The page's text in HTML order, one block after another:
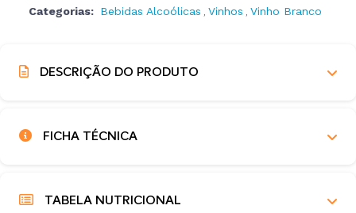
Categorias: Bebidas Alcoólicas , Vinhos , Vinho Branco
DESCRIÇÃO DO PRODUTO
FICHA TÉCNICA
TABELA NUTRICIONAL